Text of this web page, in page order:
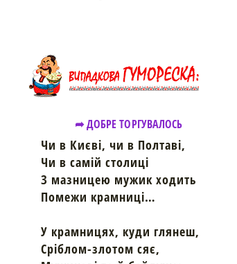
➦ ДОБРЕ ТОРГУВАЛОСЬ
Чи в Києві, чи в Полтаві,
Чи в самій столиці
З мазницею мужик ходить
Помежи крамниці…
У крамницях, куди глянеш,
Сріблом-злотом сяє,